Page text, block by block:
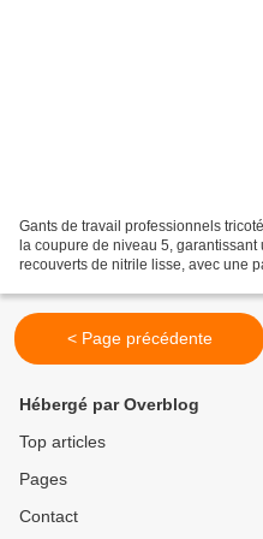
Gants de travail professionnels
la coupure de niveau 5,
recouverts de nitrile lisse, avec une
< Page précédente
Hébergé par Overblog
Top articles
Pages
Contact